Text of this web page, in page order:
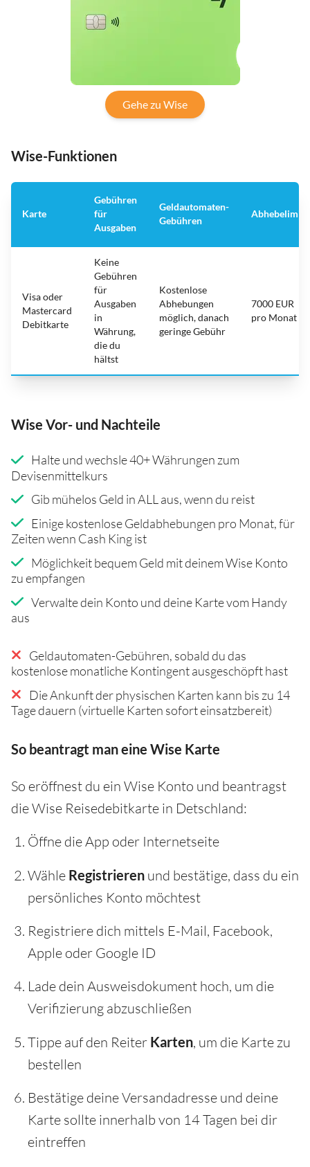
Gehe zu Wise
Wise-Funktionen
Karte
Gebühren
für
Ausgaben
Geldautomaten-
Gebühren
Abhebelimit
Visa oder
Mastercard
Debitkarte
Keine
Gebühren
für
Ausgaben
in
Währung,
die du
hältst
Kostenlose
Abhebungen
möglich, danach
geringe Gebühr
7000 EUR
pro Monat
Wise Vor- und Nachteile
Halte und wechsle 40+ Währungen zum
Devisenmittelkurs
Gib mühelos Geld in ALL aus, wenn du reist
Einige kostenlose Geldabhebungen pro Monat, für
Zeiten wenn Cash King ist
Möglichkeit bequem Geld mit deinem Wise Konto
zu empfangen
Verwalte dein Konto und deine Karte vom Handy
aus
Geldautomaten-Gebühren, sobald du das
kostenlose monatliche Kontingent ausgeschöpft hast
Die Ankunft der physischen Karten kann bis zu 14
Tage dauern (virtuelle Karten sofort einsatzbereit)
So beantragt man eine Wise Karte
So eröffnest du ein Wise Konto und beantragst
die Wise Reisedebitkarte in Detschland:
Öffne die App oder Internetseite
Wähle Registrieren und bestätige, dass du ein
persönliches Konto möchtest
Registriere dich mittels E-Mail, Facebook,
Apple oder Google ID
Lade dein Ausweisdokument hoch, um die
Verifizierung abzuschließen
Tippe auf den Reiter Karten, um die Karte zu
bestellen
Bestätige deine Versandadresse und deine
Karte sollte innerhalb von 14 Tagen bei dir
eintreffen